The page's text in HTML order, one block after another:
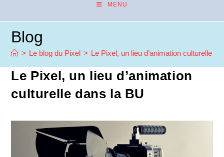
MENU
Blog
> Le blog du Pixel > Le Pixel, un lieu d’animation culturelle
Le Pixel, un lieu d’animation
culturelle dans la BU